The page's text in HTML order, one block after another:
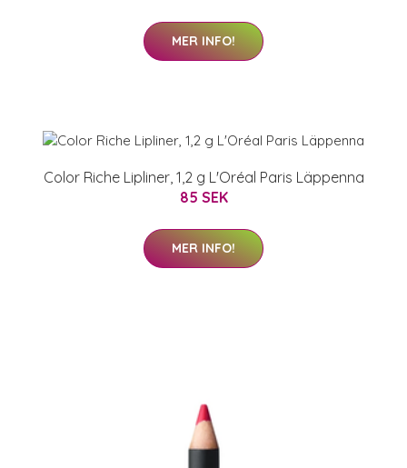
MER INFO!
Color Riche Lipliner, 1,2 g L'Oréal Paris Läppenna
85 SEK
MER INFO!